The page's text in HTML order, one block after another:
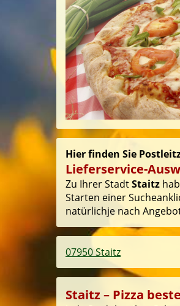
Hier finden Sie
Lieferservice-
Zu Ihrer StadtStaitz
Starten einer
natürlichje nach
07950 Staitz
Staitz – Pizza